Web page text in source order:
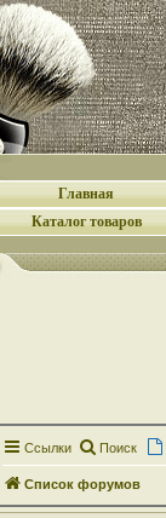
Главная
Каталог товаров
Ссылки Поиск
Список форумов